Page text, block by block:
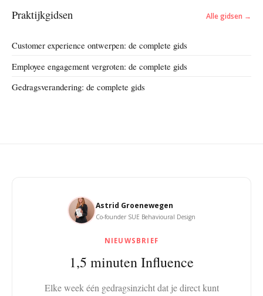
Praktijkgidsen Alle gidsen →
Customer experience ontwerpen: de complete gids
Employee engagement vergroten: de complete gids
Gedragsverandering: de complete gids
Astrid Groenewegen
Co-founder SUE Behavioural Design
NIEUWSBRIEF
1,5 minuten Influence
Elke week één gedragsinzicht dat je direct kunt